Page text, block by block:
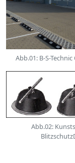
Abb.01: B-S-
Abb.02: